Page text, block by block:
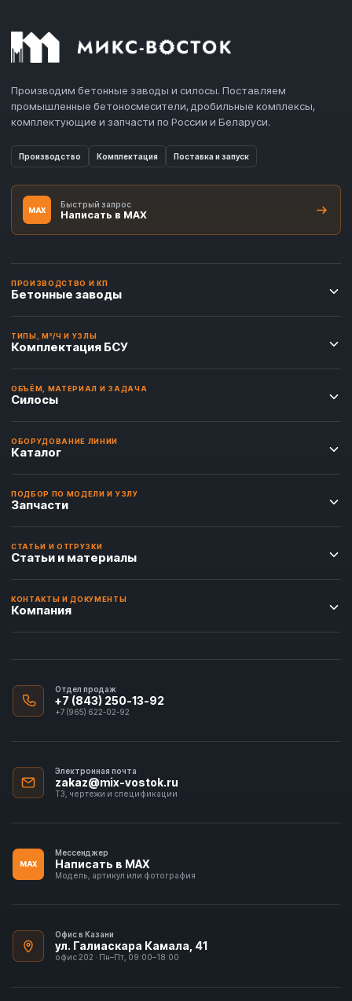
Производим бетонные заводы и силосы. Поставляем
промышленные бетоносмесители, дробильные комплексы,
комплектующие и запчасти по России и Беларуси.
Производство Комплектация Поставка и запуск
MAX
Быстрый запрос
Написать в MAX
ПРОИЗВОДСТВО И КП
Бетонные заводы
ТИПЫ, М³/Ч И УЗЛЫ
Комплектация БСУ
ОБЪЁМ, МАТЕРИАЛ И ЗАДАЧА
Силосы
ОБОРУДОВАНИЕ ЛИНИИ
Каталог
ПОДБОР ПО МОДЕЛИ И УЗЛУ
Запчасти
СТАТЬИ И ОТГРУЗКИ
Статьи и материалы
КОНТАКТЫ И ДОКУМЕНТЫ
Компания
Отдел продаж
+7 (843) 250-13-92
+7 (965) 622-02-92
Электронная почта
zakaz@mix-vostok.ru
ТЗ, чертежи и спецификации
MAX
Мессенджер
Написать в MAX
Модель, артикул или фотография
Офис в Казани
ул. Галиаскара Камала, 41
офис 202 · Пн–Пт, 09:00–18:00